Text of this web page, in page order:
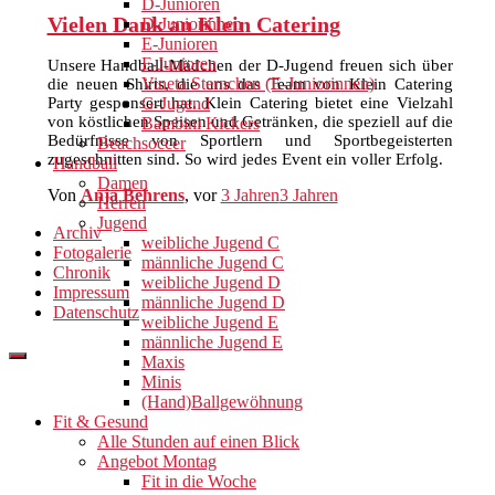
D-Junioren
D-Juniorinnen
E-Junioren
F-Junioren
Vineta Sternchen (E-Juniorinnen)
G-Jugend
Bambini Kickers
Beachsoccer
Handball
Damen
Herren
Jugend
weibliche Jugend C
männliche Jugend C
weibliche Jugend D
männliche Jugend D
weibliche Jugend E
männliche Jugend E
Maxis
Minis
(Hand)Ballgewöhnung
Fit & Gesund
Alle Stunden auf einen Blick
Angebot Montag
Fit in die Woche
Vielen Dank an Klein Catering
Unsere Handball-Mädchen der D-Jugend freuen sich über
die neuen Shirts, die uns das Team von Klein Catering
Party gesponsert hat. Klein Catering bietet eine Vielzahl
von köstlichen Speisen und Getränken, die speziell auf die
Bedürfnisse von Sportlern und Sportbegeisterten
zugeschnitten sind. So wird jedes Event ein voller Erfolg.
Von Anja Behrens, vor3 Jahren3 Jahren
Archiv
Fotogalerie
Chronik
Impressum
Datenschutz